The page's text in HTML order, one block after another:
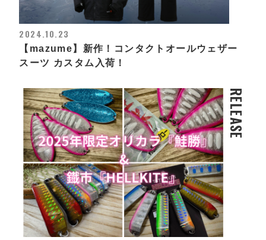
2024.10.23
【mazume】新作！コンタクトオールウェザー
スーツ カスタム入荷！
RELEASE